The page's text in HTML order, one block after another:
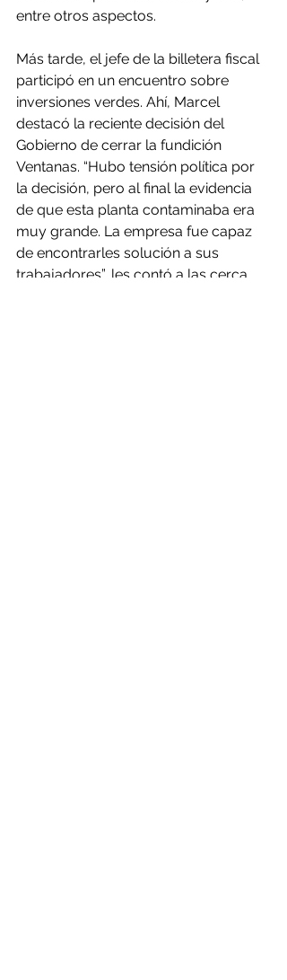
entre otros aspectos.
Más tarde, el jefe de la billetera fiscal
participó en un encuentro sobre
inversiones verdes. Ahí, Marcel
destacó la reciente decisión del
Gobierno de cerrar la fundición
Ventanas. “Hubo tensión política por
la decisión, pero al final la evidencia
de que esta planta contaminaba era
muy grande. La empresa fue capaz
de encontrarles solución a sus
trabajadores”, les contó a las cerca